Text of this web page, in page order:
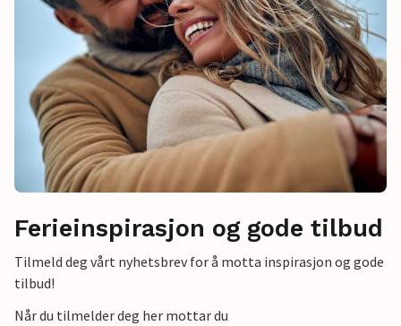
Ferieinspirasjon og gode tilbud
Tilmeld deg vårt nyhetsbrev for å motta inspirasjon og gode
tilbud!
Når du tilmelder deg her mottar du